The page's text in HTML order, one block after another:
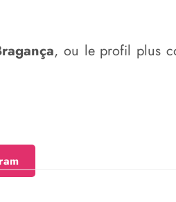
, ou le profil plus